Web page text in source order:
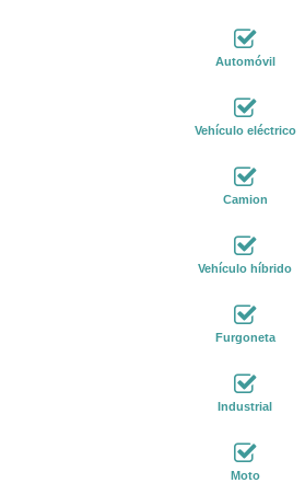
Automóvil
Vehículo eléctrico
Camion
Vehículo híbrido
Furgoneta
Industrial
Moto